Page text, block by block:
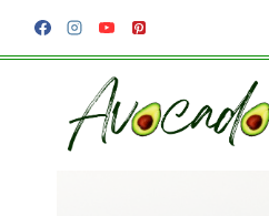
Fortsæt